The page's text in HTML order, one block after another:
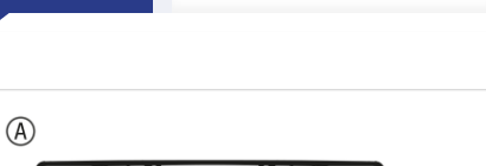
CURRENT
CURRENT